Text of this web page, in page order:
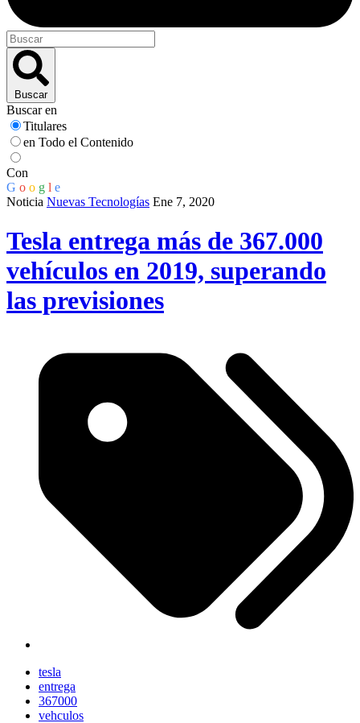
Buscar
Buscar en
Titulares
en Todo el Contenido
Con
G o o g l e
Noticia Nuevas Tecnologías Ene 7, 2020
Tesla entrega más de 367.000
vehículos en 2019, superando
las previsiones
tesla
entrega
367000
vehculos